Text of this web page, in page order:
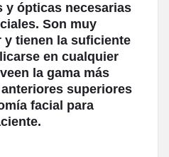
y ópticas necesarias
Son muy
tienen la suficiente
en cualquier
la gama más
superiores
facial para